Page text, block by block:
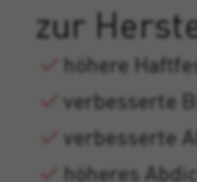
zur
höhere
verbesserte
verbesserte
höheres